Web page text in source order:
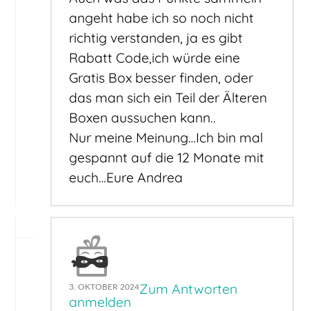
angeht habe ich so noch nicht
richtig verstanden, ja es gibt
Rabatt Code,ich würde eine
Gratis Box besser finden, oder
das man sich ein Teil der Älteren
Boxen aussuchen kann..
Nur meine Meinung…Ich bin mal
gespannt auf die 12 Monate mit
euch…Eure Andrea
3. OKTOBER 2024Zum Antworten
anmelden